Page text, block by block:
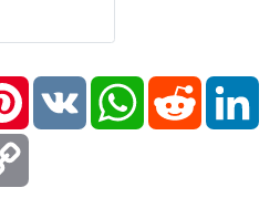
PinterestVK WhatsAppReddit